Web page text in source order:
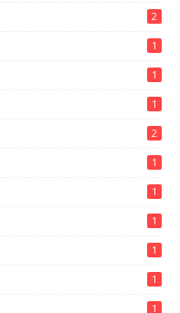
2
1
1
1
2
1
1
1
1
1
1